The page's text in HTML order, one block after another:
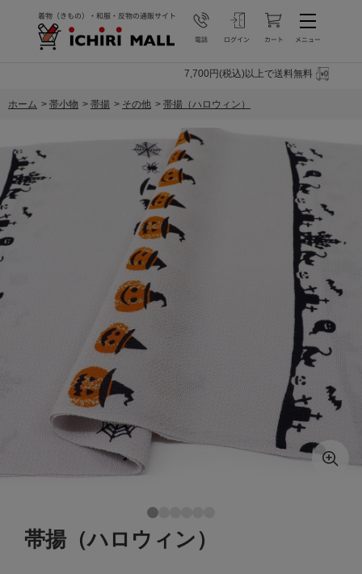
7,700円(税込)以上で送料無料
ホーム > 帯小物 > 帯揚 > その他 > 帯揚（ハロウィン）
帯揚（ハロウィン）